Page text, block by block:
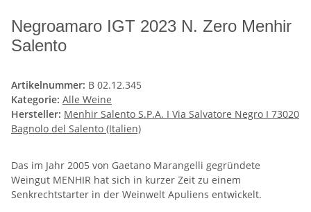
Negroamaro IGT 2023 N. Zero Menhir
Salento
Artikelnummer: B 02.12.345
Kategorie: Alle Weine
Hersteller: Menhir Salento S.P.A. I Via Salvatore Negro I 73020
Bagnolo del Salento (Italien)
Das im Jahr 2005 von Gaetano Marangelli gegründete
Weingut MENHIR hat sich in kurzer Zeit zu einem
Senkrechtstarter in der Weinwelt Apuliens entwickelt.